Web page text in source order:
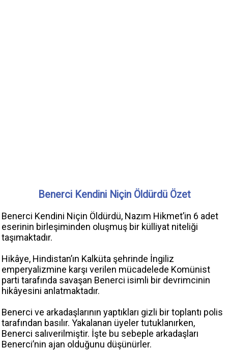
Benerci Kendini Niçin Öldürdü Özet
Benerci Kendini Niçin Öldürdü, Nazım Hikmet’in 6 adet
eserinin birleşiminden oluşmuş bir külliyat niteliği
taşımaktadır.
Hikâye, Hindistan’ın Kalküta şehrinde İngiliz
emperyalizmine karşı verilen mücadelede Komünist
parti tarafında savaşan Benerci isimli bir devrimcinin
hikâyesini anlatmaktadır.
Benerci ve arkadaşlarının yaptıkları gizli bir toplantı polis
tarafından basılır. Yakalanan üyeler tutuklanırken,
Benerci salıverilmiştir. İşte bu sebeple arkadaşları
Benerci’nin ajan olduğunu düşünürler.